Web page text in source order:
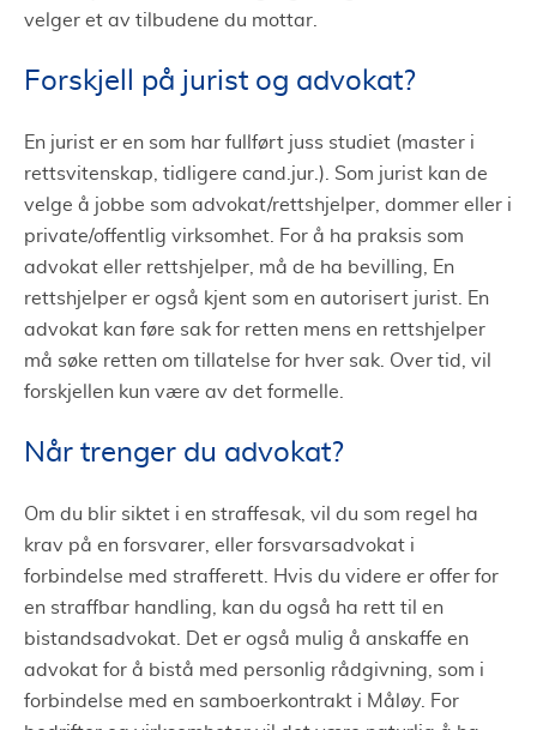
velger et av tilbudene du mottar.
Forskjell på jurist og advokat?
En jurist er en som har fullført juss studiet (master i
rettsvitenskap, tidligere cand.jur.). Som jurist kan de
velge å jobbe som advokat/rettshjelper, dommer eller i
private/offentlig virksomhet. For å ha praksis som
advokat eller rettshjelper, må de ha bevilling, En
rettshjelper er også kjent som en autorisert jurist. En
advokat kan føre sak for retten mens en rettshjelper
må søke retten om tillatelse for hver sak. Over tid, vil
forskjellen kun være av det formelle.
Når trenger du advokat?
Om du blir siktet i en straffesak, vil du som regel ha
krav på en forsvarer, eller forsvarsadvokat i
forbindelse med strafferett. Hvis du videre er offer for
en straffbar handling, kan du også ha rett til en
bistandsadvokat. Det er også mulig å anskaffe en
advokat for å bistå med personlig rådgivning, som i
forbindelse med en samboerkontrakt i Måløy. For